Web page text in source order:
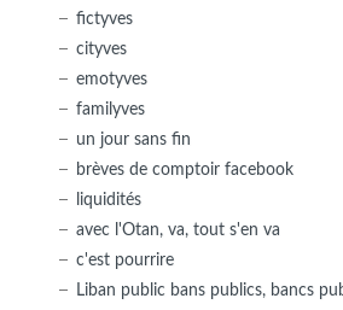
fictyves
cityves
emotyves
familyves
un jour sans fin
brèves de comptoir facebook
liquidités
avec l'Otan, va, tout s'en va
c'est pourrire
Liban public bans publics, bancs